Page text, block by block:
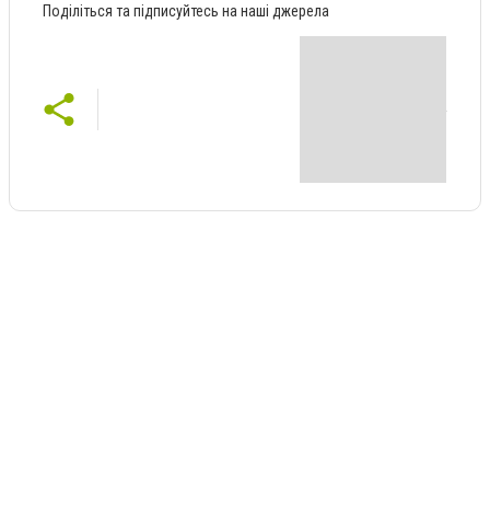
Поділіться та підписуйтесь на наші джерела